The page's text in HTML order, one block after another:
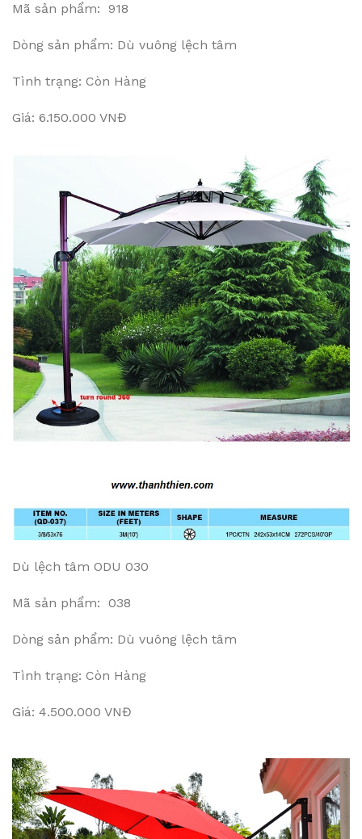
Mã sản phẩm: 918
Dòng sản phẩm: Dù vuông lệch tâm
Tình trạng: Còn Hàng
Giá: 6.150.000 VNĐ
Dù lệch tâm ODU 030
Mã sản phẩm: 038
Dòng sản phẩm: Dù vuông lệch tâm
Tình trạng: Còn Hàng
Giá: 4.500.000 VNĐ